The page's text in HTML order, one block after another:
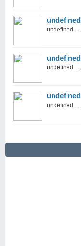
undefined
undefined ...
undefined
undefined ...
undefined
undefined ...